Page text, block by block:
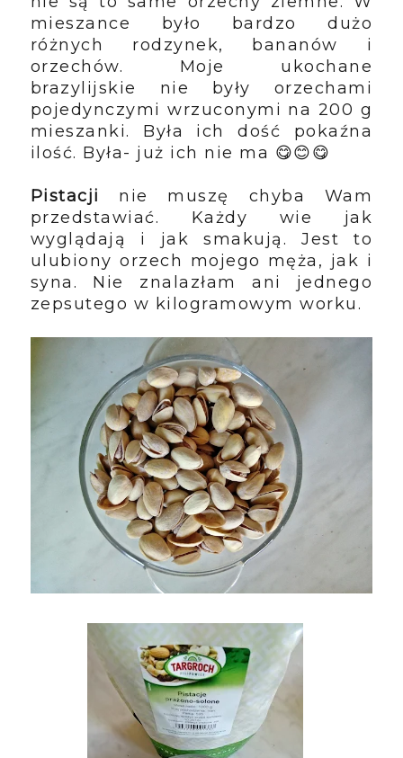
mieszance było bardzo dużo
różnych rodzynek, bananów i
orzechów. Moje ukochane
brazylijskie nie były orzechami
pojedynczymi wrzuconymi na 200 g
mieszanki. Była ich dość pokaźna
ilość. Była- już ich nie ma 😋😊😋
Pistacji
nie muszę chyba Wam
przedstawiać. Każdy wie jak
wyglądają i jak smakują. Jest to
ulubiony orzech mojego męża, jak i
syna. Nie znalazłam ani jednego
zepsutego w kilogramowym worku.